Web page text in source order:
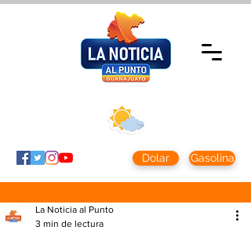
Dolar Gasolina
La Noticia al Punto
3 min de lectura